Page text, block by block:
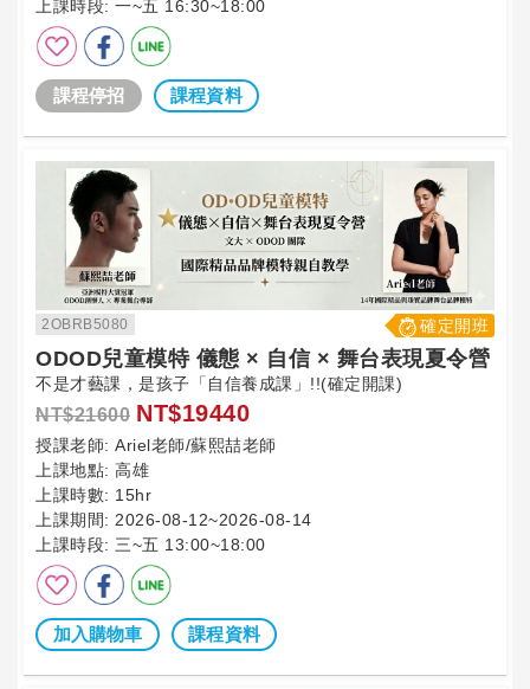
上課時段: 一~五 16:30~18:00
課程停招 課程資料
2OBRB5080 確定開班
ODOD兒童模特 儀態 × 自信 × 舞台表現夏令營
不是才藝課，是孩子「自信養成課」!!(確定開課)
NT$21600 NT$19440
授課老師: Ariel老師/蘇熙喆老師
上課地點: 高雄
上課時數: 15hr
上課期間: 2026-08-12~2026-08-14
上課時段: 三~五 13:00~18:00
加入購物車 課程資料